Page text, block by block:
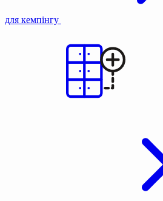
для кемпінгу